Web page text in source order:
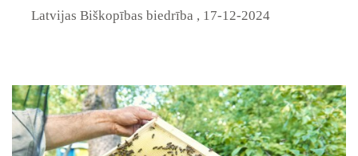
Latvijas Biškopības biedrība , 17-12-2024